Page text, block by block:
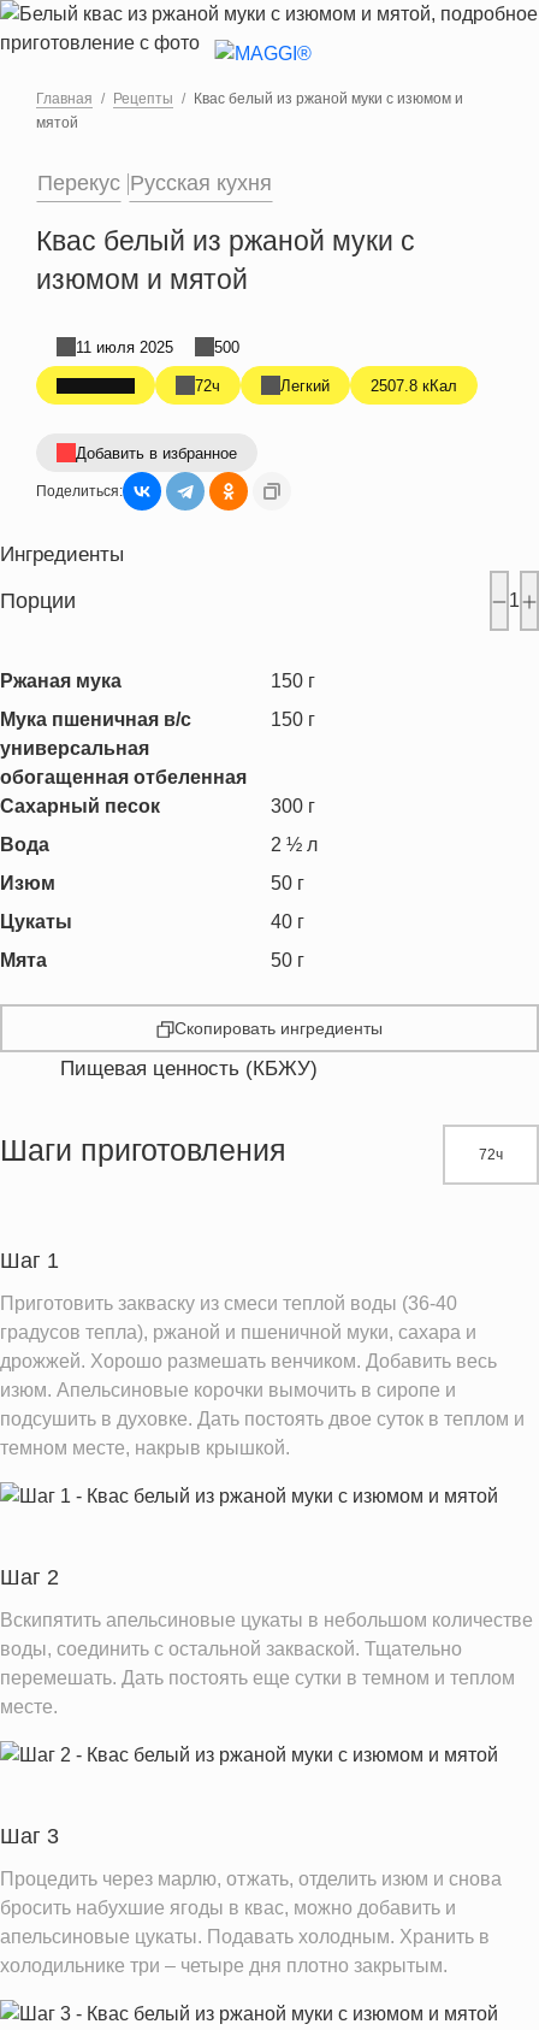
Перейти к основному содержанию
Главная Рецепты
Квас белый из ржаной муки с изюмом и
мятой
Перекус Русская кухня
Квас белый из ржаной муки с
изюмом и мятой
72ч Легкий 2507.8 кКал
11 июля 2025 500
Добавить в избранное
Поделиться:
Ингредиенты
Порции 1
Ржаная мука 150 г
Мука пшеничная в/с
универсальная
обогащенная отбеленная
150 г
Сахарный песок 300 г
Вода
2 ½ л
Изюм
50 г
Цукаты
40 г
Мята
50 г
Скопировать ингредиенты
Пищевая ценность (КБЖУ)
Жиры
Пищевые волокна
Сахар
Вода
2597.3 г
Натрий
119.4 мг
Кальций
485.7 мг
Железо
18.1 мг
Витамин Е
4.3 мг
Насыщенные жиры
Добавленный сахар
14.3 ч.л.
Шаги приготовления 72ч
Шаг 1
Приготовить закваску из смеси теплой воды (36-40
градусов тепла), ржаной и пшеничной муки, сахара и
дрожжей. Хорошо размешать венчиком. Добавить весь
изюм. Апельсиновые корочки вымочить в сиропе и
подсушить в духовке. Дать постоять двое суток в теплом и
темном месте, накрыв крышкой.
Шаг 2
Вскипятить апельсиновые цукаты в небольшом количестве
воды, соединить с остальной закваской. Тщательно
перемешать. Дать постоять еще сутки в темном и теплом
месте.
Шаг 3
Процедить через марлю, отжать, отделить изюм и снова
бросить набухшие ягоды в квас, можно добавить и
апельсиновые цукаты. Подавать холодным. Хранить в
холодильнике три – четыре дня плотно закрытым.